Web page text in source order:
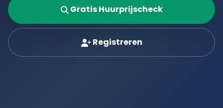
Gratis Huurprijscheck
Registreren